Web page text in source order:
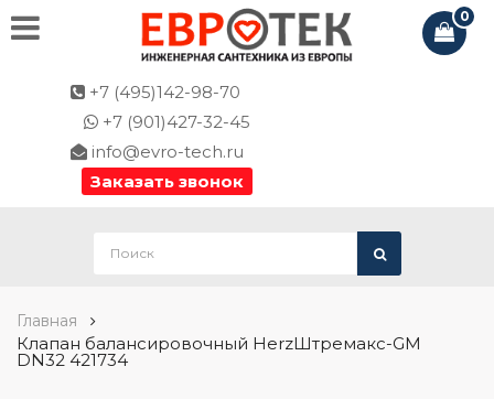
+7 (495)142-98-70
+7 (901)427-32-45
info@evro-tech.ru
Заказать звонок
0
Главная
Клапан балансировочный HerzШтремакс-GM
DN32 421734